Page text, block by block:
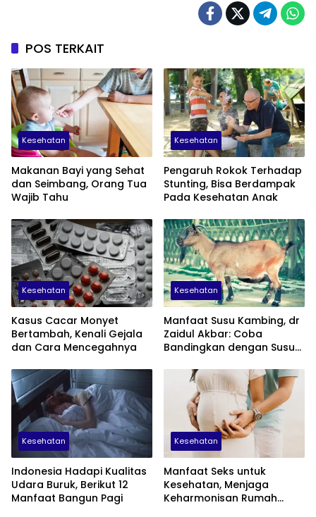
POS TERKAIT
Kesehatan
Makanan Bayi yang Sehat
dan Seimbang, Orang Tua
Wajib Tahu
Kesehatan
Pengaruh Rokok Terhadap
Stunting, Bisa Berdampak
Pada Kesehatan Anak
Kesehatan
Kasus Cacar Monyet
Bertambah, Kenali Gejala
dan Cara Mencegahnya
Kesehatan
Manfaat Susu Kambing, dr
Zaidul Akbar: Coba
Bandingkan dengan Susu
Kesehatan
Indonesia Hadapi Kualitas
Udara Buruk, Berikut 12
Manfaat Bangun Pagi
Kesehatan
Manfaat Seks untuk
Kesehatan, Menjaga
Keharmonisan Rumah